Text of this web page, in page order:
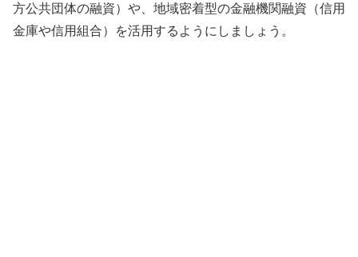
方公共団体の融資）や、地域密着型の金融機関融資（信用
金庫や信用組合）を活用するようにしましょう。